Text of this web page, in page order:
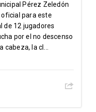
Pérez Zeledón
para este
de 12 jugadores
por el no descenso
la cl...